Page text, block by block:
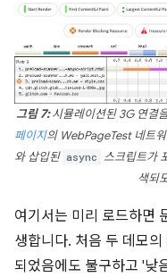
그림 7:시뮬레이션된 3G 연결
페이지의 WebPageTest 네트
와 삽입된 async 스크립트가
색되
여기서는 미리 로드하면
생합니다. 처음 두 데모의
되었음에도 불구하고 '낮